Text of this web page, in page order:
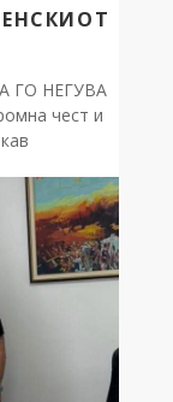
ГО НЕГУВА
чест и
знак на
кои низ
[…]